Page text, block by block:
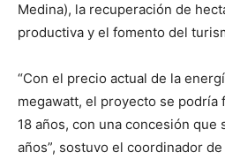
Medina), la recuperación de
productiva y el fomento del
“Con el precio actual de la
megawatt, el proyecto se podría
18 años, con una concesión que
años”, sostuvo el coordinador